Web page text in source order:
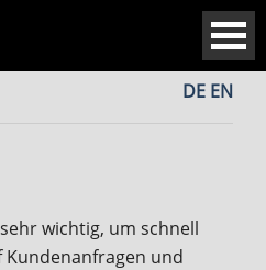
DE EN
wichtig, um schnell
und